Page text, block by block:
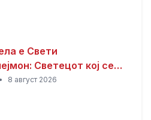
е Свети
Светецот кој се
заштитник на болните
• 8 август 2026